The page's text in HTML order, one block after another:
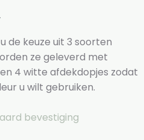
de keuze uit 3 soorten
ze geleverd met
4 witte afdekdopjes zodat
u wilt gebruiken.
bevestiging